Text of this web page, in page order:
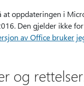
oppdateringen i
Den gjelder ikke
av Office bruker
og